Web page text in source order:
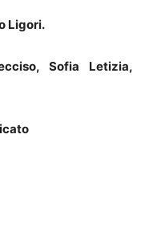
Ligori.
Sofia Letizia,